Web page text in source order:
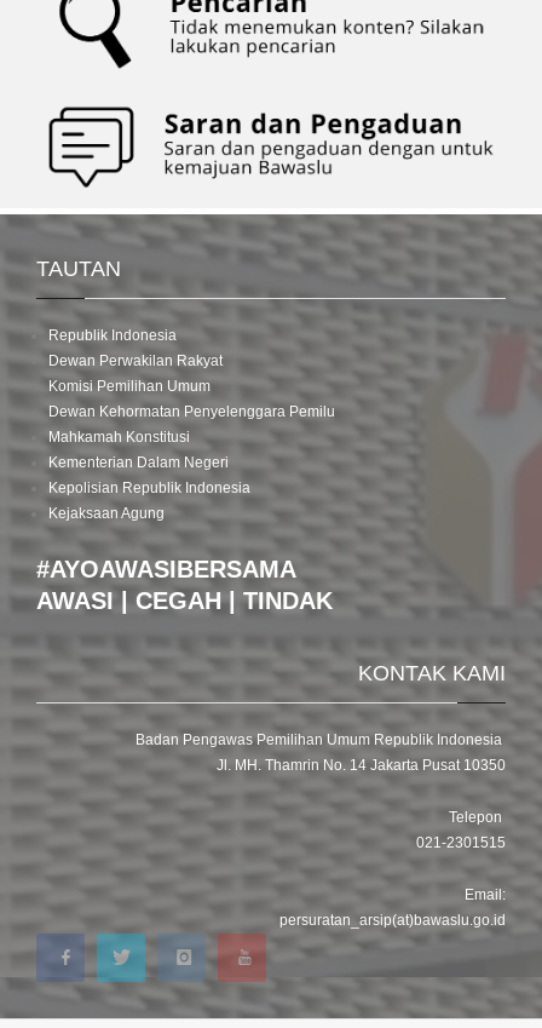
TAUTAN
Republik Indonesia
Dewan Perwakilan Rakyat
Komisi Pemilihan Umum
Dewan Kehormatan Penyelenggara Pemilu
Mahkamah Konstitusi
Kementerian Dalam Negeri
Kepolisian Republik Indonesia
Kejaksaan Agung
#AYOAWASIBERSAMA
AWASI | CEGAH | TINDAK
KONTAK KAMI
Badan Pengawas Pemilihan Umum Republik Indonesia
Jl. MH. Thamrin No. 14 Jakarta Pusat 10350
Telepon
021-2301515
Email:
persuratan_arsip(at)bawaslu.go.id